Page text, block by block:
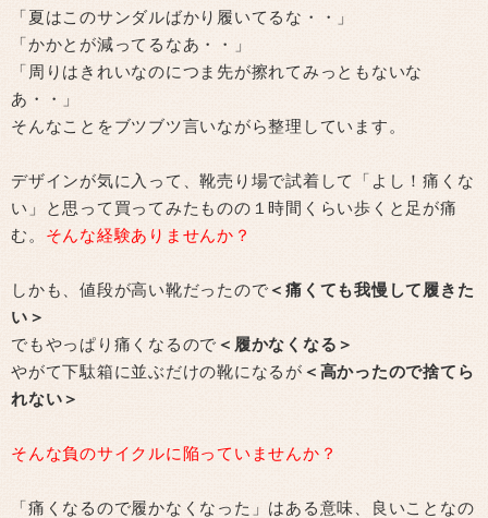
「夏はこのサンダルばかり履いてるな・・」
「かかとが減ってるなあ・・」
「周りはきれいなのにつま先が擦れてみっともないな
あ・・」
そんなことをブツブツ言いながら整理しています。
デザインが気に入って、靴売り場で試着して「よし！痛くな
い」と思って買ってみたものの１時間くらい歩くと足が痛
む。 そんな経験ありませんか？
しかも、値段が高い靴だったので＜痛くても我慢して履きた
い＞
でもやっぱり痛くなるので ＜履かなくなる＞
やがて下駄箱に並ぶだけの靴になるが ＜高かったので捨てら
れない＞
そんな負のサイクルに陥っていませんか？
「痛くなるので履かなくなった」はある意味、良いことなの